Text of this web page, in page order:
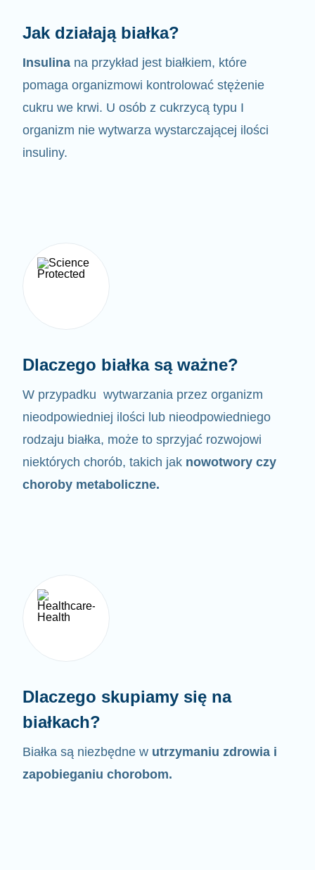
Jak działają białka?
Insulina na przykład jest białkiem, które
pomaga organizmowi kontrolować stężenie
cukru we krwi. U osób z cukrzycą typu I
organizm nie wytwarza wystarczającej ilości
insuliny.
Dlaczego białka są ważne?
W przypadku wytwarzania przez organizm
nieodpowiedniej ilości lub nieodpowiedniego
rodzaju białka, może to sprzyjać rozwojowi
niektórych chorób, takich jak nowotwory czy
choroby metaboliczne.
Dlaczego skupiamy się na
białkach?
Białka są niezbędne w utrzymaniu zdrowia i
zapobieganiu chorobom.